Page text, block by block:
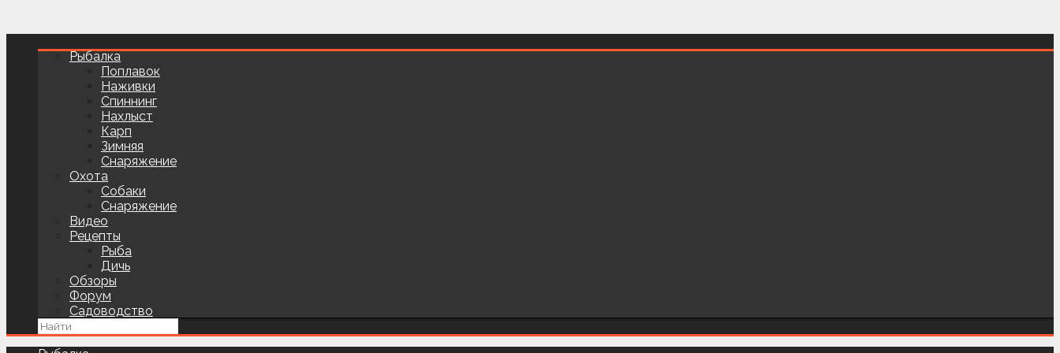
Рыбалка
Поплавок
Наживки
Спиннинг
Нахлыст
Карп
Зимняя
Снаряжение
Охота
Собаки
Снаряжение
Видео
Рецепты
Рыба
Дичь
Обзоры
Форум
Садоводство